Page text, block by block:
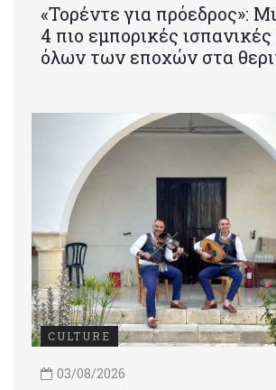
«Τορέντε για πρόεδρος»:
4 πιο εμπορικές ισπανικές
όλων των εποχών στα
CULTURE
03/08/2026